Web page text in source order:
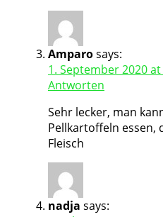
Amparosays:
1. September 2020
Antworten
Sehr lecker, man
Pellkartoffeln essen,
Fleisch
nadja says: